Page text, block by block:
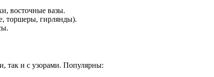
восточные вазы.
торшеры, гирлянды).
так и с узорами. Популярны: